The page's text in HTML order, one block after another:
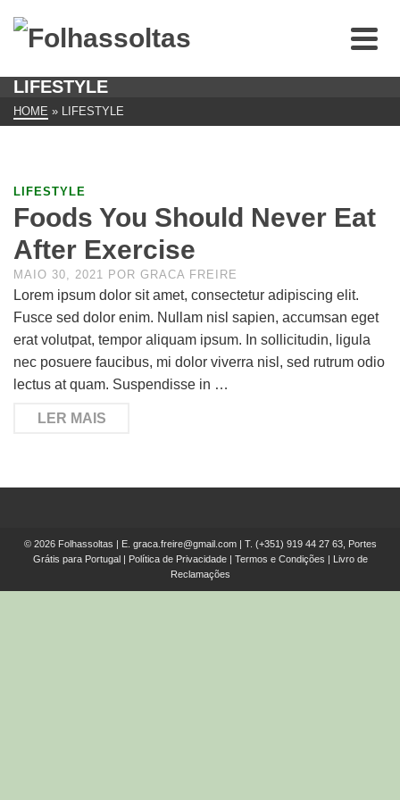
LIFESTYLE
HOME » LIFESTYLE
LIFESTYLE
Foods You Should Never Eat
After Exercise
MAIO 30, 2021 POR GRACA FREIRE
Lorem ipsum dolor sit amet, consectetur adipiscing elit.
Fusce sed dolor enim. Nullam nisl sapien, accumsan eget
erat volutpat, tempor aliquam ipsum. In sollicitudin, ligula
nec posuere faucibus, mi dolor viverra nisl, sed rutrum odio
lectus at quam. Suspendisse in …
LER MAIS
© 2026 Folhassoltas | E. graca.freire@gmail.com| T. (+351) 919 44 27 63, Portes
Grátis para Portugal | Política de Privacidade| Termos e Condições | Livro de
Reclamações